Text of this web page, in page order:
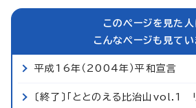
このページを見た人
こんなページも見てい
平成16年（2004年）平和宣言
〔終了〕「ととのえる比治山vol.1